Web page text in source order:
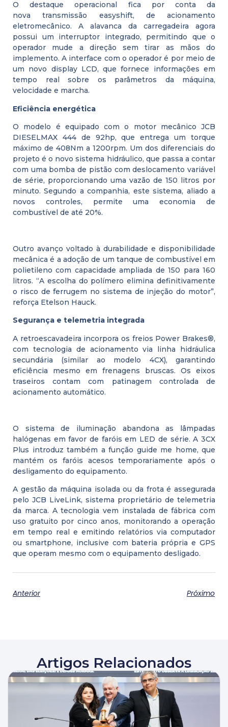
O destaque operacional fica por conta da
nova transmissão easyshift, de acionamento
eletromecânico. A alavanca da carregadeira agora
possui um interruptor integrado, permitindo que o
operador mude a direção sem tirar as mãos do
implemento. A interface com o operador é por meio de
um novo display LCD, que fornece informações em
tempo real sobre os parâmetros da máquina,
velocidade e marcha.
Eficiência energética
O modelo é equipado com o motor mecânico JCB
DIESELMAX 444 de 92hp, que entrega um torque
máximo de 408Nm a 1200rpm. Um dos diferenciais do
projeto é o novo sistema hidráulico, que passa a contar
com uma bomba de pistão com deslocamento variável
de série, proporcionando uma vazão de 150 litros por
minuto. Segundo a companhia, este sistema, aliado a
novos controles, permite uma economia de
combustível de até 20%.
Outro avanço voltado à durabilidade e disponibilidade
mecânica é a adoção de um tanque de combustível em
polietileno com capacidade ampliada de 150 para 160
litros. “A escolha do polímero elimina definitivamente
o risco de ferrugem no sistema de injeção do motor”,
reforça Etelson Hauck.
Segurança e telemetria integrada
A retroescavadeira incorpora os freios Power Brakes®,
com tecnologia de acionamento via linha hidráulica
secundária (similar ao modelo 4CX), garantindo
eficiência mesmo em frenagens bruscas. Os eixos
traseiros contam com patinagem controlada de
acionamento automático.
O sistema de iluminação abandona as lâmpadas
halógenas em favor de faróis em LED de série. A 3CX
Plus introduz também a função guide me home, que
mantém os faróis acesos temporariamente após o
desligamento do equipamento.
A gestão da máquina isolada ou da frota é assegurada
pelo JCB LiveLink, sistema proprietário de telemetria
da marca. A tecnologia vem instalada de fábrica com
uso gratuito por cinco anos, monitorando a operação
em tempo real e emitindo relatórios via computador
ou smartphone, inclusive com bateria própria e GPS
que operam mesmo com o equipamento desligado.
Anterior Próximo
Artigos Relacionados